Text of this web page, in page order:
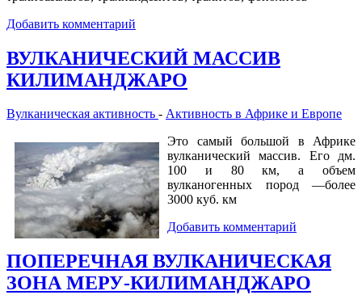
Добавить комментарий
ВУЛКАНИЧЕСКИЙ МАССИВ
КИЛИМАНДЖАРО
Вулканическая активность - Активность в Африке и Европе
Это самый большой в Африке
вулканический массив. Его дм.
100 и 80 км, а объем
вулканогенных пород —более
3000 куб. км
Добавить комментарий
ПОПЕРЕЧНАЯ ВУЛКАНИЧЕСКАЯ
ЗОНА МЕРУ-КИЛИМАНДЖАРО